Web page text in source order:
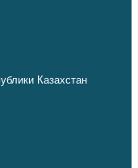
Казахстан